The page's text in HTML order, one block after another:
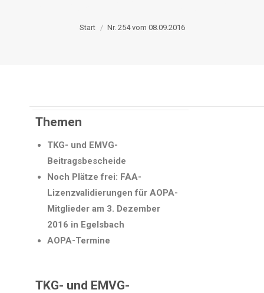
Sie befinden sich hier:
Start Nr. 254 vom 08.09.2016
Themen
TKG- und EMVG-
Beitragsbescheide
Noch Plätze frei: FAA-
Lizenzvalidierungen für AOPA-
Mitglieder am 3. Dezember
2016 in Egelsbach
AOPA-Termine
TKG- und EMVG-